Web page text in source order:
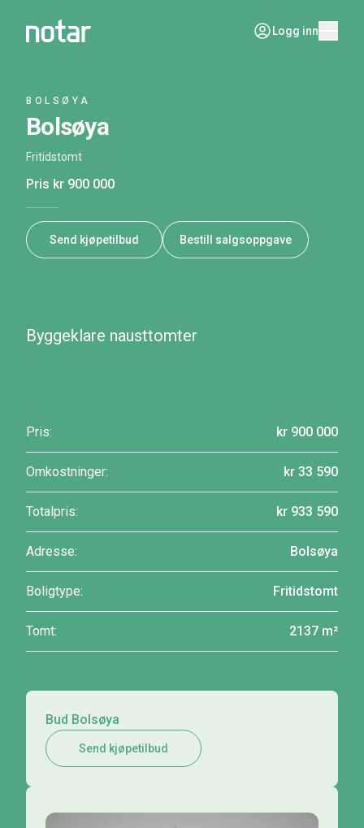
Logg inn
BOLSØYA
Bolsøya
Fritidstomt
Pris kr 900 000
Send kjøpetilbud Bestill salgsoppgave
Byggeklare nausttomter
Pris: kr 900 000
Omkostninger: kr 33 590
Totalpris: kr 933 590
Adresse: Bolsøya
Boligtype: Fritidstomt
Tomt: 2137 m²
Bud Bolsøya
Send kjøpetilbud